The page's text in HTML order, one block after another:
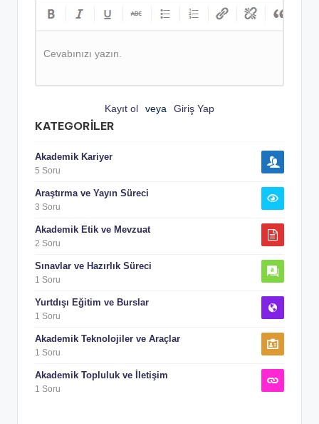
Cevabınızı yazın.
Kayıt ol veya Giriş Yap
KATEGORILER
Akademik Kariyer
5 Soru
Araştırma ve Yayın Süreci
3 Soru
Akademik Etik ve Mevzuat
2 Soru
Sınavlar ve Hazırlık Süreci
1 Soru
Yurtdışı Eğitim ve Burslar
1 Soru
Akademik Teknolojiler ve Araçlar
1 Soru
Akademik Topluluk ve İletişim
1 Soru